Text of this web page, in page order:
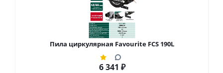
Пила циркулярная Favourite FCS 190L
6 341 ₽